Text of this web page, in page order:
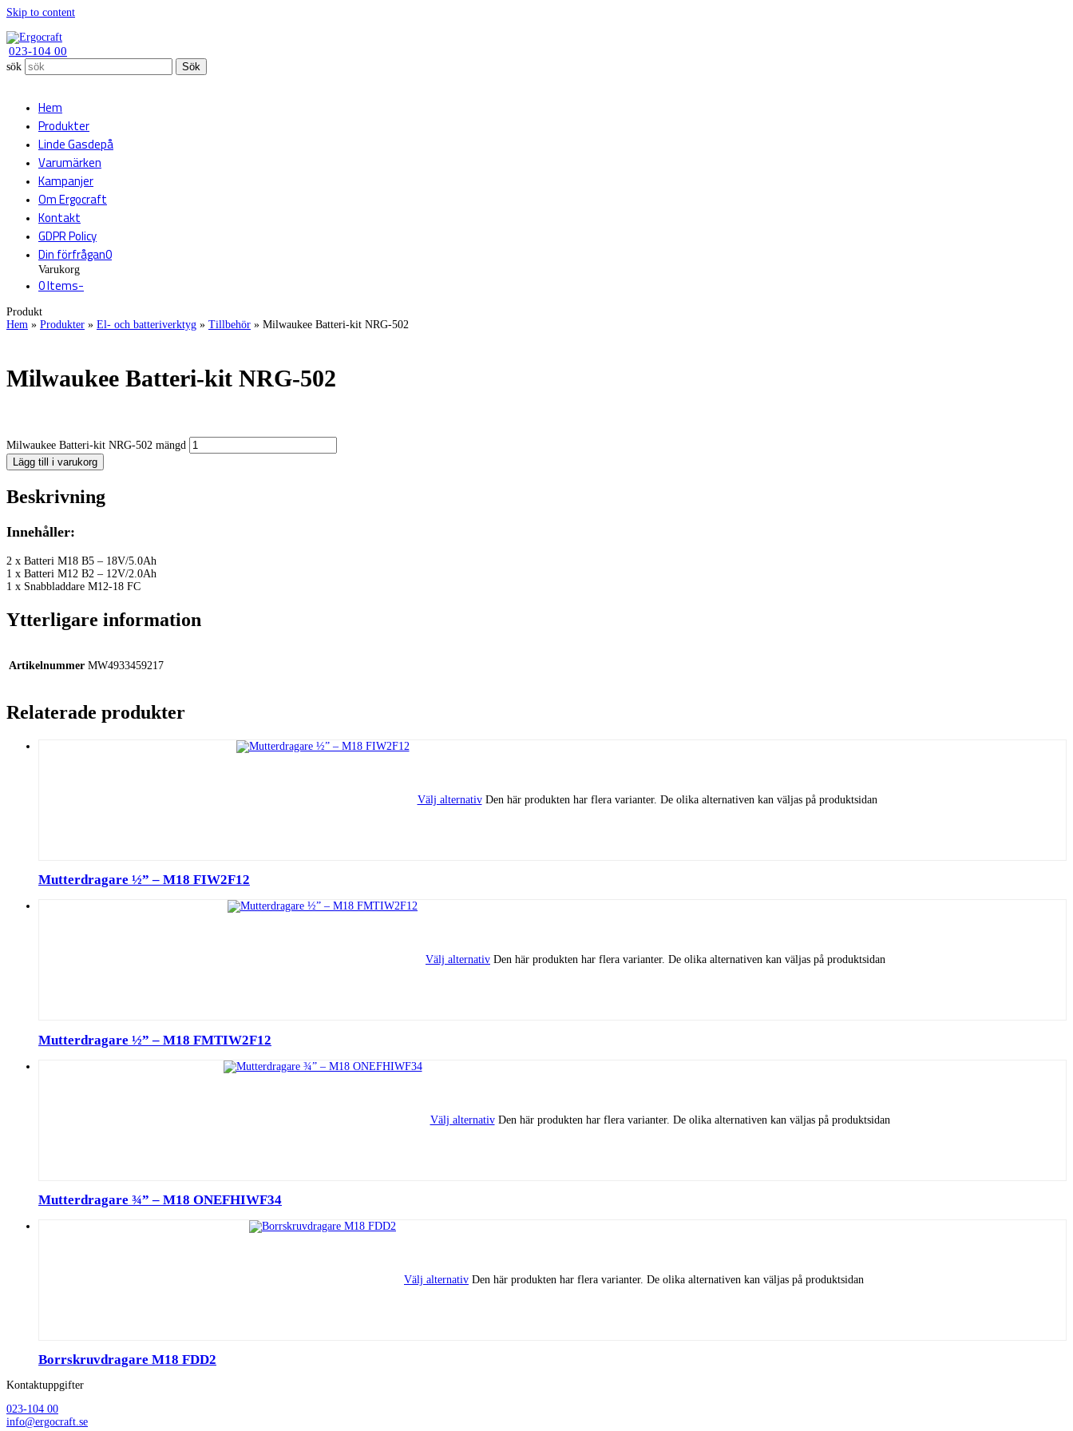
Skip to content
023-104 00
sök Sök
Hem
Produkter
Linde Gasdepå
Varumärken
Kampanjer
Om Ergocraft
Kontakt
GDPR Policy
Din förfrågan0
Varukorg
0 Items-
Produkt
Hem » Produkter » El- och batteriverktyg » Tillbehör » Milwaukee Batteri-kit NRG-502
Milwaukee Batteri-kit NRG-502
Milwaukee Batteri-kit NRG-502 mängd
Lägg till i varukorg
Beskrivning
Innehåller:
2 x Batteri M18 B5 – 18V/5.0Ah
1 x Batteri M12 B2 – 12V/2.0Ah
1 x Snabbladdare M12-18 FC
Ytterligare information
Artikelnummer MW4933459217
Relaterade produkter
Välj alternativ Den här produkten har flera varianter. De olika alternativen kan väljas på produktsidan
Mutterdragare ½” – M18 FIW2F12
Välj alternativ Den här produkten har flera varianter. De olika alternativen kan väljas på produktsidan
Mutterdragare ½” – M18 FMTIW2F12
Välj alternativ Den här produkten har flera varianter. De olika alternativen kan väljas på produktsidan
Mutterdragare ¾” – M18 ONEFHIWF34
Välj alternativ Den här produkten har flera varianter. De olika alternativen kan väljas på produktsidan
Borrskruvdragare M18 FDD2
Kontaktuppgifter
023-104 00
info@ergocraft.se